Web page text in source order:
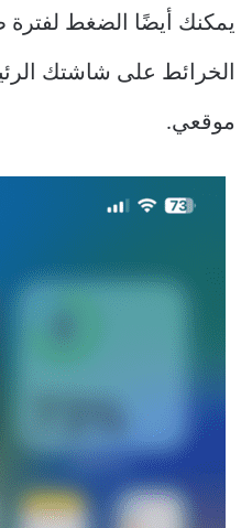
يمكنك أيضًا الضغط لفترة
الخرائط على شاشتك
موقعي.